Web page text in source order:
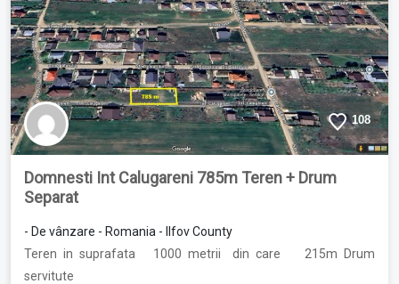
108
Domnesti Int Calugareni 785m Teren + Drum
Separat
- De vânzare - Romania - Ilfov County
Teren in suprafata 1000 metrii din care 215m Drum
servitute